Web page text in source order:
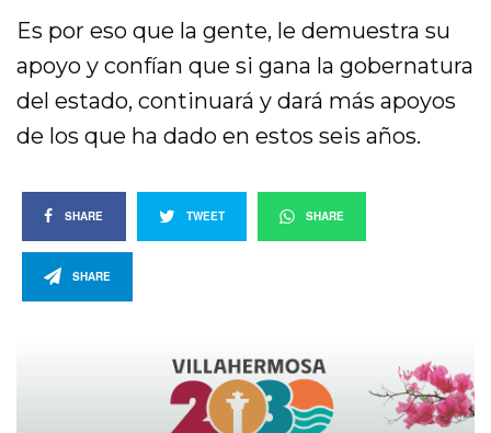
Es por eso que la gente, le demuestra su
apoyo y confían que si gana la gobernatura
del estado, continuará y dará más apoyos
de los que ha dado en estos seis años.
SHARE TWEET SHARE
SHARE